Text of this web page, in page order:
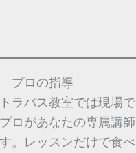
プロの指導
ラバス教室では現場で
ロがあなたの専属講師
。レッスンだけで食べ